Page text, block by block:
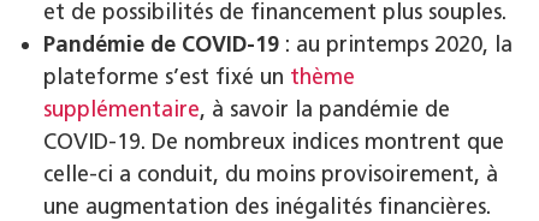
et de possibilités de financement plus souples.
Pandémie de COVID-19 : au printemps 2020, la
plateforme s’est fixé un thème
supplémentaire, à savoir la pandémie de
COVID-19. De nombreux indices montrent que
celle-ci a conduit, du moins provisoirement, à
une augmentation des inégalités financières.